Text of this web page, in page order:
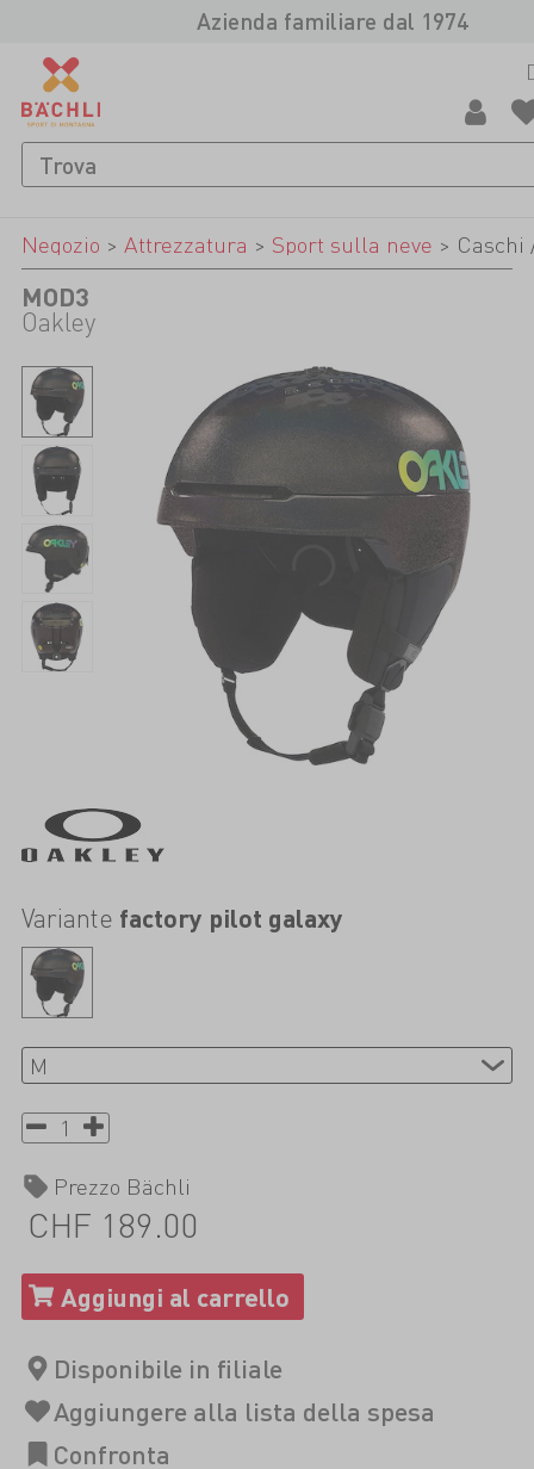
Azienda familiare dal 1974
Negozio > Attrezzatura > Sport sulla neve > Caschi
MOD3
Oakley
Variante factory pilot galaxy
Prezzo Bächli
CHF 189.00